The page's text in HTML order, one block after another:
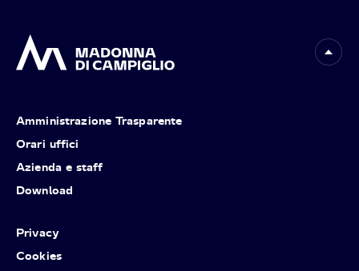
Amministrazione Trasparente
Orari uffici
Azienda e staff
Download
Privacy
Cookies